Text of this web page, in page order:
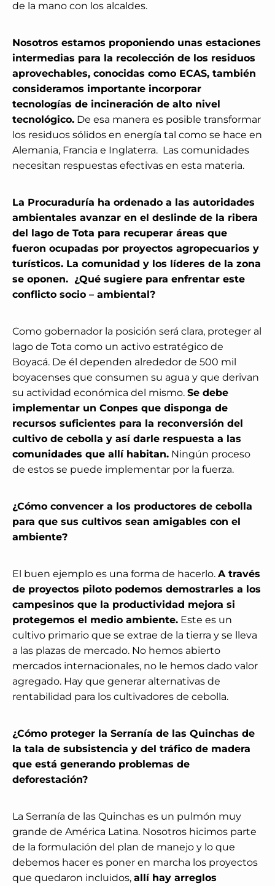
de la mano con los alcaldes.
Nosotros estamos proponiendo unas estaciones
intermedias para la recolección de los residuos
aprovechables, conocidas como ECAS, también
consideramos importante incorporar
tecnologías de incineración de alto nivel
tecnológico. De esa manera es posible transformar
los residuos sólidos en energía tal como se hace en
Alemania, Francia e Inglaterra. Las comunidades
necesitan respuestas efectivas en esta materia.
La Procuraduría ha ordenado a las autoridades
ambientales avanzar en el deslinde de la ribera
del lago de Tota para recuperar áreas que
fueron ocupadas por proyectos agropecuarios y
turísticos. La comunidad y los líderes de la zona
se oponen. ¿Qué sugiere para enfrentar este
conflicto socio – ambiental?
Como gobernador la posición será clara, proteger al
lago de Tota como un activo estratégico de
Boyacá. De él dependen alrededor de 500 mil
boyacenses que consumen su agua y que derivan
su actividad económica del mismo. Se debe
implementar un Conpes que disponga de
recursos suficientes para la reconversión del
cultivo de cebolla y así darle respuesta a las
comunidades que allí habitan. Ningún proceso
de estos se puede implementar por la fuerza.
¿Cómo convencer a los productores de cebolla
para que sus cultivos sean amigables con el
ambiente?
El buen ejemplo es una forma de hacerlo. A través
de proyectos piloto podemos demostrarles a los
campesinos que la productividad mejora si
protegemos el medio ambiente. Este es un
cultivo primario que se extrae de la tierra y se lleva
a las plazas de mercado. No hemos abierto
mercados internacionales, no le hemos dado valor
agregado. Hay que generar alternativas de
rentabilidad para los cultivadores de cebolla.
¿Cómo proteger la Serranía de las Quinchas de
la tala de subsistencia y del tráfico de madera
que está generando problemas de
deforestación?
La Serranía de las Quinchas es un pulmón muy
grande de América Latina. Nosotros hicimos parte
de la formulación del plan de manejo y lo que
debemos hacer es poner en marcha los proyectos
que quedaron incluidos, allí hay arreglos